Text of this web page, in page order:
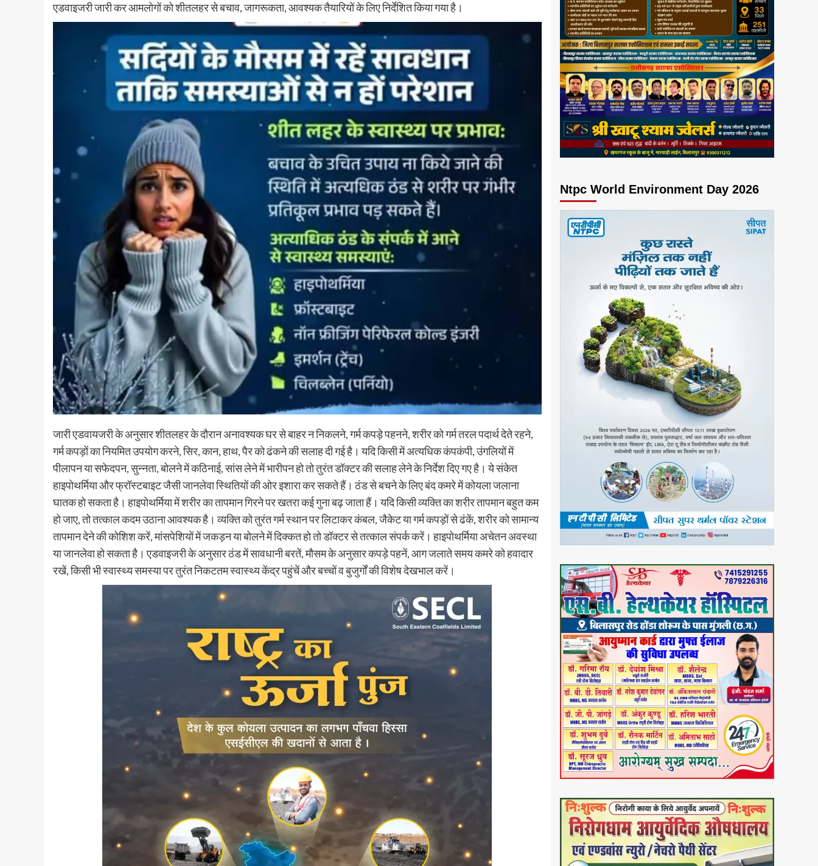
एडवाइजरी जारी कर आमलोगों को शीतलहर से बचाव, जागरूकता, आवश्यक तैयारियों के लिए निर्देशित किया गया है।
जारी एडवायजरी के अनुसार शीतलहर के दौरान अनावश्यक घर से बाहर न निकलने, गर्म कपड़े पहनने, शरीर को गर्म तरल पदार्थ देते रहने,
गर्म कपड़ों का नियमित उपयोग करने, सिर, कान, हाथ, पैर को ढंकने की सलाह दी गई है। यदि किसी में अत्यधिक कंपकंपी, उंगलियों में
पीलापन या सफेदपन, सुन्नता, बोलने में कठिनाई, सांस लेने में भारीपन हो तो तुरंत डॉक्टर की सलाह लेने के निर्देश दिए गए है। ये संकेत
हाइपोथर्मिया और फ्रॉस्टबाइट जैसी जानलेवा स्थितियों की ओर इशारा कर सकते हैं। ठंड से बचने के लिए बंद कमरे में कोयला जलाना
घातक हो सकता है। हाइपोथर्मिया में शरीर का तापमान गिरने पर खतरा कई गुना बढ़ जाता हैं। यदि किसी व्यक्ति का शरीर तापमान बहुत कम
हो जाए, तो तत्काल कदम उठाना आवश्यक है। व्यक्ति को तुरंत गर्म स्थान पर लिटाकर कंबल, जैकेट या गर्म कपड़ों से ढंकें, शरीर को सामान्य
तापमान देने की कोशिश करें, मांसपेशियों में जकड़न या बोलने में दिक्कत हो तो डॉक्टर से तत्काल संपर्क करें। हाइपोथर्मिया अचेतन अवस्था
या जानलेवा हो सकता है। एडवाइजरी के अनुसार ठंड में सावधानी बरतें, मौसम के अनुसार कपड़े पहनें, आग जलाते समय कमरे को हवादार
रखें, किसी भी स्वास्थ्य समस्या पर तुरंत निकटतम स्वास्थ्य केंद्र पहुंचें और बच्चों व बुजुर्गों की विशेष देखभाल करें।
Ntpc World Environment Day 2026